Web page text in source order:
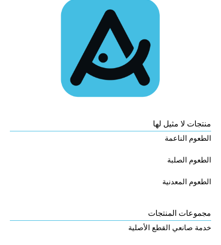
منتجات لا مثيل لها
الطعوم الناعمة
الطعوم الصلبة
الطعوم المعدنية
مجموعات المنتجات
خدمة صانعي القطع الأصلية